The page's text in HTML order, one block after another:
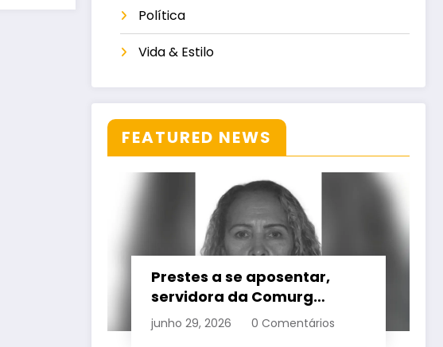
Política
Vida & Estilo
FEATURED NEWS
Prestes a se aposentar,
servidora da Comurg
atropelada por bêbado
entra em protocolo de
junho 29, 2026 0 Comentários